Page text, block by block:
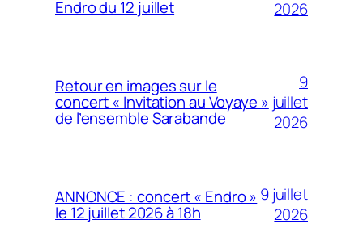
Endro du 12 juillet
2026
Retour en images sur le
concert « Invitation au Voyaye »
de l’ensemble Sarabande
9
juillet
2026
ANNONCE : concert « Endro »
le 12 juillet 2026 à 18h
9 juillet
2026